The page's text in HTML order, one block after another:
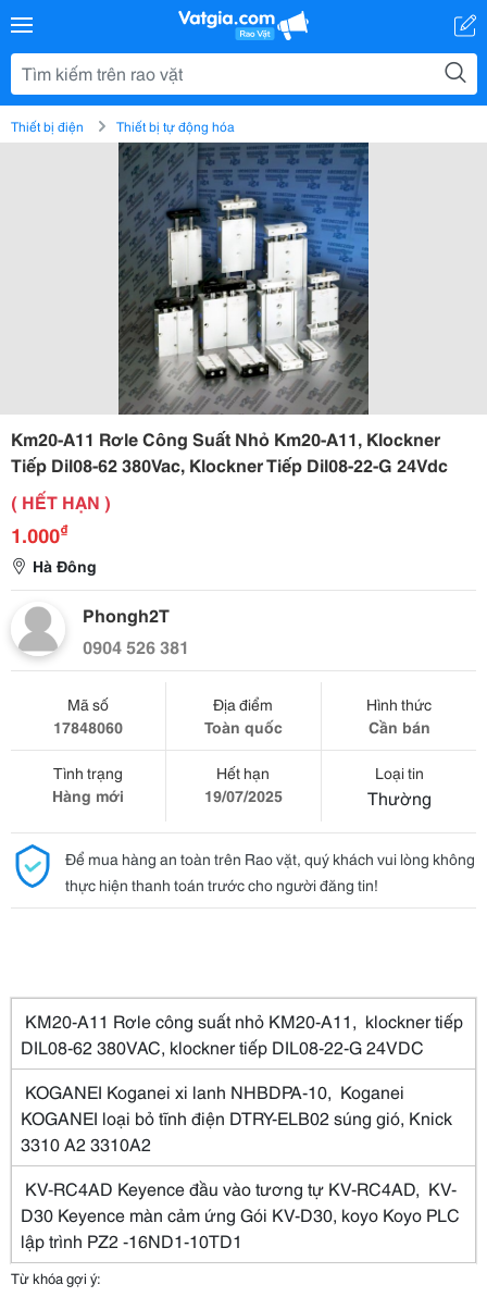
Thiết bị điện Thiết bị tự động hóa
Km20-A11 Rơle Công Suất Nhỏ Km20-A11, Klockner
Tiếp Dil08-62 380Vac, Klockner Tiếp Dil08-22-G 24Vdc
( HẾT HẠN )
1.000₫
Hà Đông
Phongh2T
0904 526 381
Mã số
17848060
Địa điểm
Toàn quốc
Hình thức
Cần bán
Tình trạng
Hàng mới
Hết hạn
19/07/2025
Loại tin
Thường
Để mua hàng an toàn trên Rao vặt, quý khách vui lòng không
thực hiện thanh toán trước cho người đăng tin!
KM20-A11 Rơle công suất nhỏ KM20-A11, klockner tiếp
DIL08-62 380VAC, klockner tiếp DIL08-22-G 24VDC
KOGANEI Koganei xi lanh NHBDPA-10, Koganei
KOGANEI loại bỏ tĩnh điện DTRY-ELB02 súng gió, Knick
3310 A2 3310A2
KV-RC4AD Keyence đầu vào tương tự KV-RC4AD, KV-
D30 Keyence màn cảm ứng Gói KV-D30, koyo Koyo PLC
lập trình PZ2 -16ND1-10TD1
Từ khóa gợi ý: